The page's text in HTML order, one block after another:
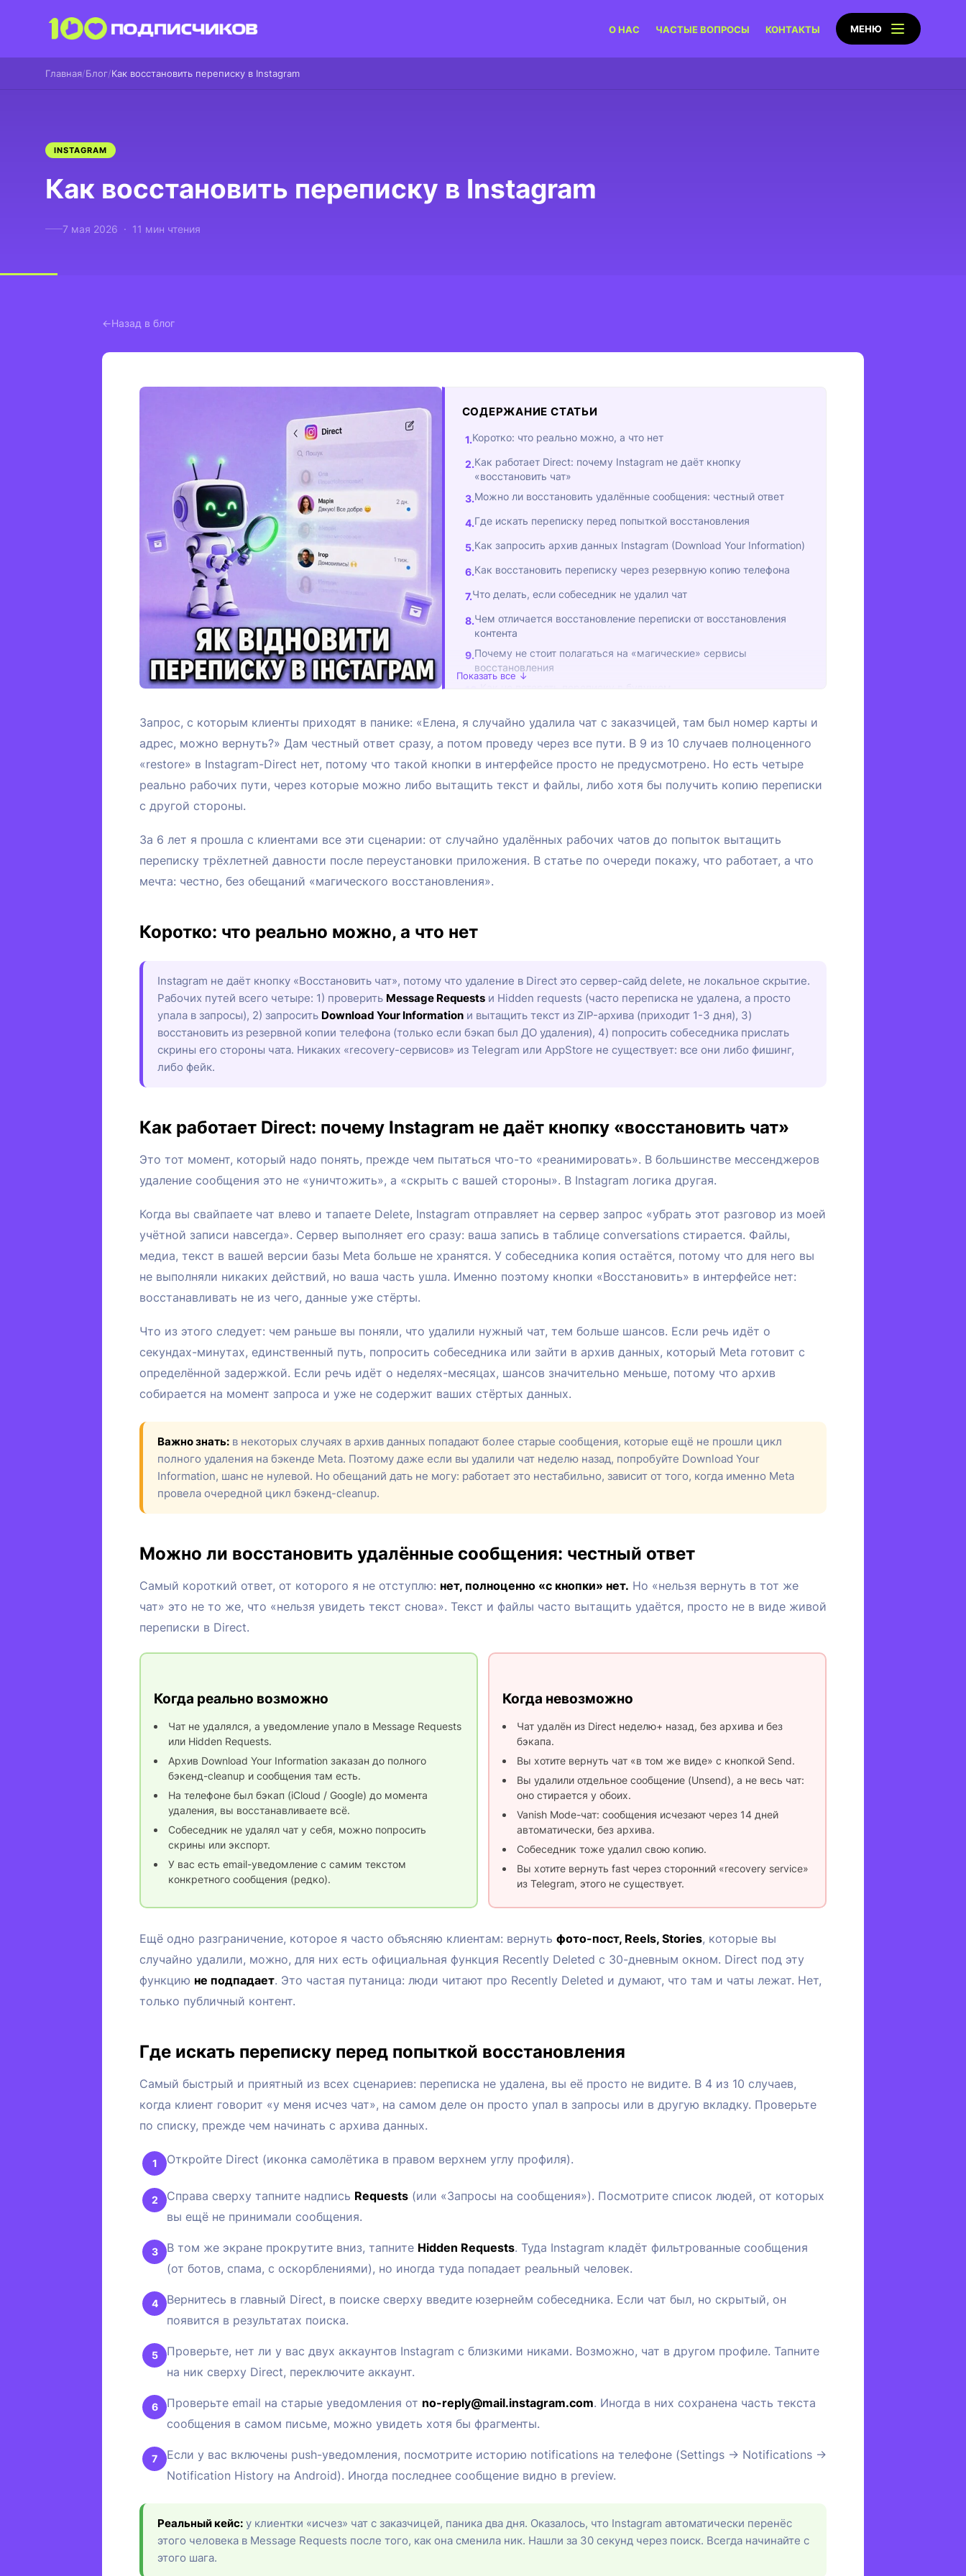
О НАС ЧАСТЫЕ ВОПРОСЫ КОНТАКТЫ МЕНЮ
Главная Блог Как восстановить переписку в Instagram
INSTAGRAM
Как восстановить переписку в Instagram
7 мая 2026 · 11 мин чтения
Назад в блог
СОДЕРЖАНИЕ СТАТЬИ
Коротко: что реально можно, а что нет
Как работает Direct: почему Instagram не даёт кнопку
«восстановить чат»
Можно ли восстановить удалённые сообщения: честный ответ
Где искать переписку перед попыткой восстановления
Как запросить архив данных Instagram (Download Your Information)
Как восстановить переписку через резервную копию телефона
Что делать, если собеседник не удалил чат
Чем отличается восстановление переписки от восстановления
контента
Почему не стоит полагаться на «магические» сервисы
восстановления
Как не потерять переписку в будущем
Показать все ↓
Запрос, с которым клиенты приходят в панике: «Елена, я случайно удалила чат с заказчицей, там был номер карты и
адрес, можно вернуть?» Дам честный ответ сразу, а потом проведу через все пути. В 9 из 10 случаев полноценного
«restore» в Instagram-Direct нет, потому что такой кнопки в интерфейсе просто не предусмотрено. Но есть четыре
реально рабочих пути, через которые можно либо вытащить текст и файлы, либо хотя бы получить копию переписки
с другой стороны.
За 6 лет я прошла с клиентами все эти сценарии: от случайно удалённых рабочих чатов до попыток вытащить
переписку трёхлетней давности после переустановки приложения. В статье по очереди покажу, что работает, а что
мечта: честно, без обещаний «магического восстановления».
Коротко: что реально можно, а что нет
Instagram не даёт кнопку «Восстановить чат», потому что удаление в Direct это сервер-сайд delete, не локальное скрытие.
Рабочих путей всего четыре: 1) проверить Message Requests и Hidden requests (часто переписка не удалена, а просто
упала в запросы), 2) запросить Download Your Information и вытащить текст из ZIP-архива (приходит 1-3 дня), 3)
восстановить из резервной копии телефона (только если бэкап был ДО удаления), 4) попросить собеседника прислать
скрины его стороны чата. Никаких «recovery-сервисов» из Telegram или AppStore не существует: все они либо фишинг,
либо фейк.
Как работает Direct: почему Instagram не даёт кнопку «восстановить чат»
Это тот момент, который надо понять, прежде чем пытаться что-то «реанимировать». В большинстве мессенджеров
удаление сообщения это не «уничтожить», а «скрыть с вашей стороны». В Instagram логика другая.
Когда вы свайпаете чат влево и тапаете Delete, Instagram отправляет на сервер запрос «убрать этот разговор из моей
учётной записи навсегда». Сервер выполняет его сразу: ваша запись в таблице conversations стирается. Файлы,
медиа, текст в вашей версии базы Meta больше не хранятся. У собеседника копия остаётся, потому что для него вы
не выполняли никаких действий, но ваша часть ушла. Именно поэтому кнопки «Восстановить» в интерфейсе нет:
восстанавливать не из чего, данные уже стёрты.
Что из этого следует: чем раньше вы поняли, что удалили нужный чат, тем больше шансов. Если речь идёт о
секундах-минутах, единственный путь, попросить собеседника или зайти в архив данных, который Meta готовит с
определённой задержкой. Если речь идёт о неделях-месяцах, шансов значительно меньше, потому что архив
собирается на момент запроса и уже не содержит ваших стёртых данных.
Важно знать: в некоторых случаях в архив данных попадают более старые сообщения, которые ещё не прошли цикл
полного удаления на бэкенде Meta. Поэтому даже если вы удалили чат неделю назад, попробуйте Download Your
Information, шанс не нулевой. Но обещаний дать не могу: работает это нестабильно, зависит от того, когда именно Meta
провела очередной цикл бэкенд-cleanup.
Можно ли восстановить удалённые сообщения: честный ответ
Самый короткий ответ, от которого я не отступлю: нет, полноценно «с кнопки» нет. Но «нельзя вернуть в тот же
чат» это не то же, что «нельзя увидеть текст снова». Текст и файлы часто вытащить удаётся, просто не в виде живой
переписки в Direct.
Когда реально возможно
Чат не удалялся, а уведомление упало в Message Requests
или Hidden Requests.
Архив Download Your Information заказан до полного
бэкенд-cleanup и сообщения там есть.
На телефоне был бэкап (iCloud / Google) до момента
удаления, вы восстанавливаете всё.
Собеседник не удалял чат у себя, можно попросить
скрины или экспорт.
У вас есть email-уведомление с самим текстом
конкретного сообщения (редко).
Когда невозможно
Чат удалён из Direct неделю+ назад, без архива и без
бэкапа.
Вы хотите вернуть чат «в том же виде» с кнопкой Send.
Вы удалили отдельное сообщение (Unsend), а не весь чат:
оно стирается у обоих.
Vanish Mode-чат: сообщения исчезают через 14 дней
автоматически, без архива.
Собеседник тоже удалил свою копию.
Вы хотите вернуть fast через сторонний «recovery service»
из Telegram, этого не существует.
Ещё одно разграничение, которое я часто объясняю клиентам: вернуть фото-пост, Reels, Stories, которые вы
случайно удалили, можно, для них есть официальная функция Recently Deleted с 30-дневным окном. Direct под эту
функцию не подпадает. Это частая путаница: люди читают про Recently Deleted и думают, что там и чаты лежат. Нет,
только публичный контент.
Где искать переписку перед попыткой восстановления
Самый быстрый и приятный из всех сценариев: переписка не удалена, вы её просто не видите. В 4 из 10 случаев,
когда клиент говорит «у меня исчез чат», на самом деле он просто упал в запросы или в другую вкладку. Проверьте
по списку, прежде чем начинать с архива данных.
Откройте Direct (иконка самолётика в правом верхнем углу профиля).
Справа сверху тапните надпись Requests (или «Запросы на сообщения»). Посмотрите список людей, от которых
вы ещё не принимали сообщения.
В том же экране прокрутите вниз, тапните Hidden Requests. Туда Instagram кладёт фильтрованные сообщения
(от ботов, спама, с оскорблениями), но иногда туда попадает реальный человек.
Вернитесь в главный Direct, в поиске сверху введите юзернейм собеседника. Если чат был, но скрытый, он
появится в результатах поиска.
Проверьте, нет ли у вас двух аккаунтов Instagram с близкими никами. Возможно, чат в другом профиле. Тапните
на ник сверху Direct, переключите аккаунт.
Проверьте email на старые уведомления от no-reply@mail.instagram.com. Иногда в них сохранена часть текста
сообщения в самом письме, можно увидеть хотя бы фрагменты.
Если у вас включены push-уведомления, посмотрите историю notifications на телефоне (Settings → Notifications →
Notification History на Android). Иногда последнее сообщение видно в preview.
Реальный кейс: у клиентки «исчез» чат с заказчицей, паника два дня. Оказалось, что Instagram автоматически перенёс
этого человека в Message Requests после того, как она сменила ник. Нашли за 30 секунд через поиск. Всегда начинайте с
этого шага.